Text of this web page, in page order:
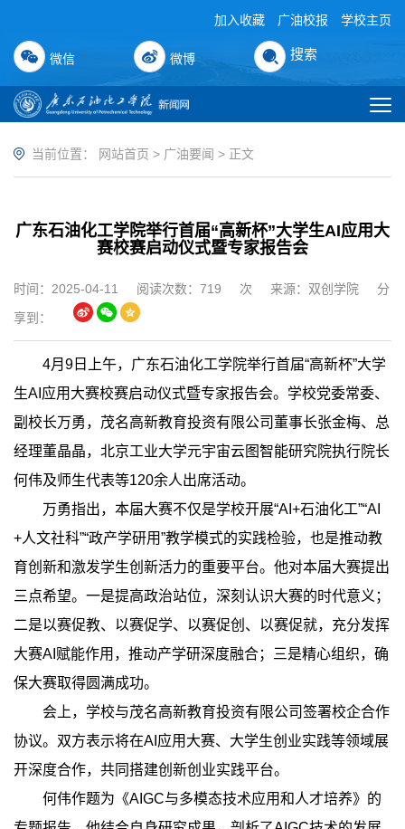
加入收藏 广油校报 学校主页
微信 微博 搜索
当前位置： 网站首页 > 广油要闻 > 正文
广东石油化工学院举行首届“高新杯”大学生AI应用大
赛校赛启动仪式暨专家报告会
时间：2025-04-11 阅读次数： 719 次 来源：双创学院
分
享到：
4月9日上午，广东石油化工学院举行首届“高新杯”大学
生AI应用大赛校赛启动仪式暨专家报告会。学校党委常委、
副校长万勇，茂名高新教育投资有限公司董事长张金梅、总
经理董晶晶，北京工业大学元宇宙云图智能研究院执行院长
何伟及师生代表等120余人出席活动。
万勇指出，本届大赛不仅是学校开展“AI+石油化工”“AI
+人文社科”“政产学研用”教学模式的实践检验，也是推动教
育创新和激发学生创新活力的重要平台。他对本届大赛提出
三点希望。一是提高政治站位，深刻认识大赛的时代意义；
二是以赛促教、以赛促学、以赛促创、以赛促就，充分发挥
大赛AI赋能作用，推动产学研深度融合；三是精心组织，确
保大赛取得圆满成功。
会上，学校与茂名高新教育投资有限公司签署校企合作
协议。双方表示将在AI应用大赛、大学生创业实践等领域展
开深度合作，共同搭建创新创业实践平台。
何伟作题为《AIGC与多模态技术应用和人才培养》的